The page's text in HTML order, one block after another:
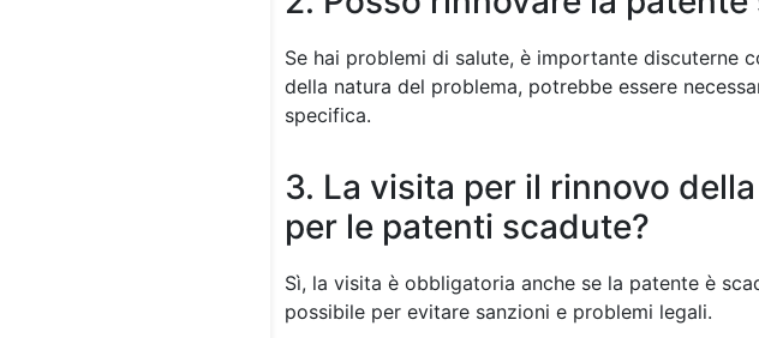
Se hai problemi di salute, è importante discuterne
della natura del problema, potrebbe essere
specifica.
3. La visita per il rinnovo
per le patenti scadute?
Sì, la visita è obbligatoria anche se la patente è
possibile per evitare sanzioni e problemi legali.